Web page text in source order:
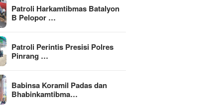
Patroli Harkamtibmas Batalyon
B Pelopor …
Patroli Perintis Presisi Polres
Pinrang …
Babinsa Koramil Padas dan
Bhabinkamtibma…